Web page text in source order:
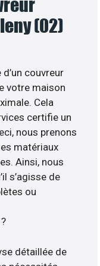
(02)
couvreur
votre maison
Cela
certifie un
nous prenons
matériaux
Ainsi, nous
s’agisse de
ou
détaillée de